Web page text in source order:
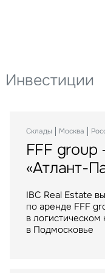
Инвестиции
Склады Москва
FFF group
«Атлант-
IBC Real Estate
по аренде FFF
в
в Подмосковье
Офисы Москва
Компания
Площадь нового
кв. м в новой
Инвестиции Москва
Торговые
стали
IBC Real Estate
крупнейшей в
по приобретению
торговых